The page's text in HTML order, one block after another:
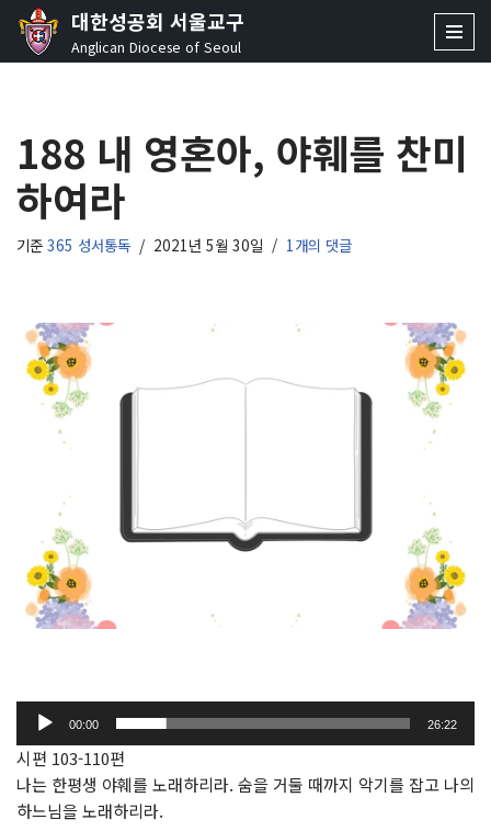
콘
로
건
너
뛰
기
대한성공회 서울교구
Anglican Diocese of Seoul
188 내 영혼아, 야훼를 찬미
하여라
기준 365 성서통독 2021년 5월 30일 1개의 댓글
오
플
레
00:00 26:22
시편 103-110편
나는 한평생 야훼를 노래하리라. 숨을 거둘 때까지 악기를 잡고 나의
하느님을 노래하리라.